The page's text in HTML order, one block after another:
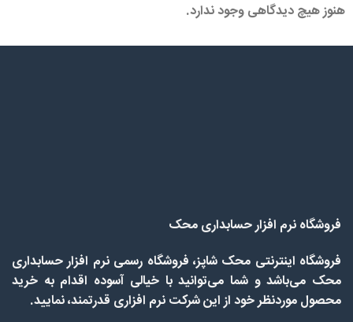
هنوز هیچ دیدگاهی وجود ندارد.
فروشگاه نرم افزار حسابداری محک
فروشگاه اینترنتی محک شاپز، فروشگاه رسمی نرم افزار حسابداری
محک می‌باشد و شما می‌توانید با خیالی آسوده اقدام به خرید
محصول موردنظر خود از این شرکت نرم افزاری قدرتمند، نمایید.